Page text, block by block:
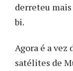
derreteu mais
bi.
Agora é a
satélites de